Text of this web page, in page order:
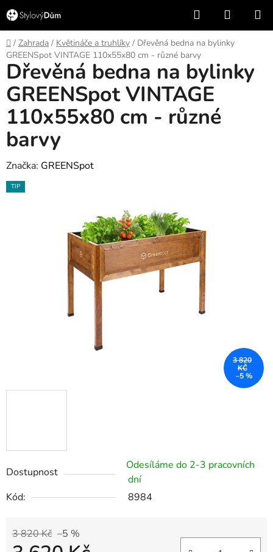
Přejít
na
obsah
Hledat
KOŠÍK
Domů
/ Zahrada / Květináče a truhlíky / Dřevěná bedna na bylinky
GREENSpot VINTAGE 110x55x80 cm - různé barvy
Dostupnost
Odesíláme do 2-3 pracovních
dní
Kód:
8984
3 820 Kč –5 %
Dřevěná bedna na bylinky
GREENSpot VINTAGE
110x55x80 cm - různé
barvy
Značka: GREENSpot
TIP
3 820
KČ
–5 %